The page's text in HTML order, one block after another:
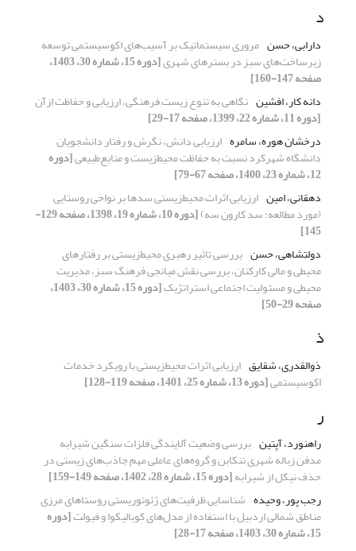
د
دارابی، حسن مروری سیستماتیک بر آسیب‌‌های اکوسیستمی توسعه
زیرساخت‌‌های سبز در بسترهای شهری [دوره 15، شماره 30، 1403،
صفحه 147-160]
دانه کار، افشین نگاهی به تنوع زیست فرهنگی، ارزیابی و حفاظت ازآن
[دوره 11، شماره 22، 1399، صفحه 17-29]
درخشان هوره، سامره ارزیابی دانش، نگرش و رفتار دانشجویان
دانشگاه شهرکرد نسبت به حفاظت محیط‌زیست و منابع‌طبیعی[دوره
12، شماره 23، 1400، صفحه 67-79]
دهقانی، امین ارزیابی اثرات ‌محیط‌زیستی سدها بر نواحی روستایی
(مورد مطالعه: سد کارون سه) [دوره 10، شماره 19، 1398، صفحه 129-
145]
دولتشاهی، حسن بررسی تاثیر رهبری محیط‌زیستی بر رفتارهای
‌محیطی و مالی کارکنان، بررسی نقش میانجی فرهنگ سبز، مدیریت
محیطی و مسئولیت اجتماعی استراتژیک [دوره 15، شماره 30، 1403،
صفحه 29-50]
ذ
ذوالقدری، شقایق ارزیابی اثرات محیط‌زیستی با رویکرد خدمات
اکوسیستمی[دوره 13، شماره 25، 1401، صفحه 119-128]
ر
راهنورد، آپتین بررسی وضعیت آلایندگی فلزات سنگین شیرابه
مدفن زباله شهری تنکابن و گروه‌‌های عاملی مهم جاذب‌‌های زیستی در
حذف نیکل از شیرابه[دوره 15، شماره 28، 1402، صفحه 149-159]
رجب پور، وحیده شناسایی ظرفیت‌های ژئوتوریستی روستاهای مرزی
مناطق شمالی اردبیل با استفاده از مدل‌های کوبالیکوا و فیولت[دوره
15، شماره 30، 1403، صفحه 17-28]